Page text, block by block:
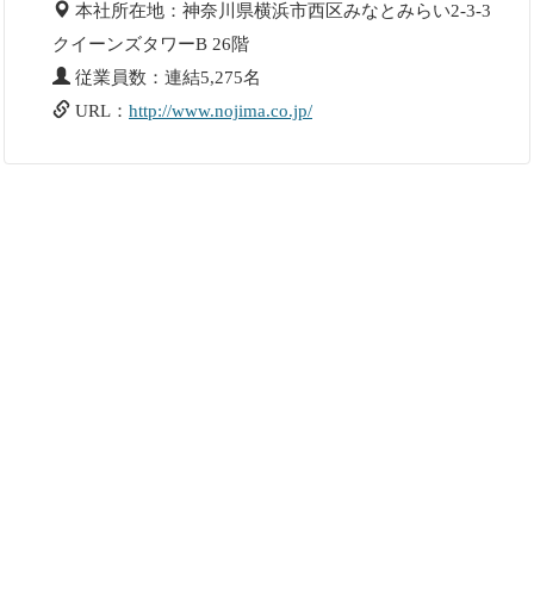
本社所在地：神奈川県横浜市西区みなとみらい2-3-3
クイーンズタワーB 26階
従業員数：連結5,275名
URL： http://www.nojima.co.jp/